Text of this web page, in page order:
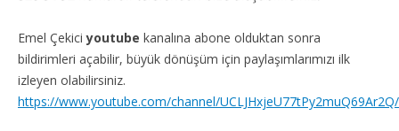
Emel Çekiciyoutube kanalına abone olduktan sonra
bildirimleri açabilir, büyük dönüşüm için paylaşımlarımızı ilk
izleyen olabilirsiniz.
https://www.youtube.com/channel/UCLJHxjeU77tPy2muQ69Ar2Q/